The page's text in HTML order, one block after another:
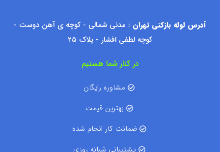
آدرس لوله بازکنی تهران : مدنی شمالی - کوچه ی آهن دوست -
کوچه لطفی افشار - پلاک ۲۵
در کنار شما هستیم
مشاوره رایگان
بهترین قیمت
ضمانت کار انجام شده
پشتیبانی شبانه روزی